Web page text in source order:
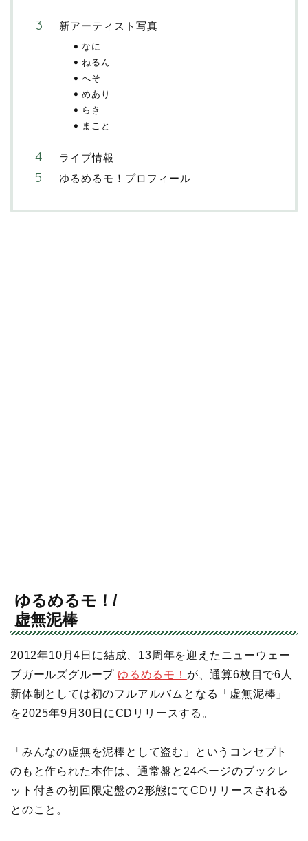
新アーティスト写真
なに
ねるん
へそ
めあり
らき
まこと
ライブ情報
ゆるめるモ！プロフィール
ゆるめるモ！/
虚無泥棒
2012年10月4日に結成、13周年を迎えたニューウェー
ブガールズグループ ゆるめるモ！ が、通算6枚目で6人
新体制としては初のフルアルバムとなる「虚無泥棒」
を2025年9月30日にCDリリースする。
「みんなの虚無を泥棒として盗む」というコンセプト
のもと作られた本作は、通常盤と24ページのブックレ
ット付きの初回限定盤の2形態にてCDリリースされる
とのこと。